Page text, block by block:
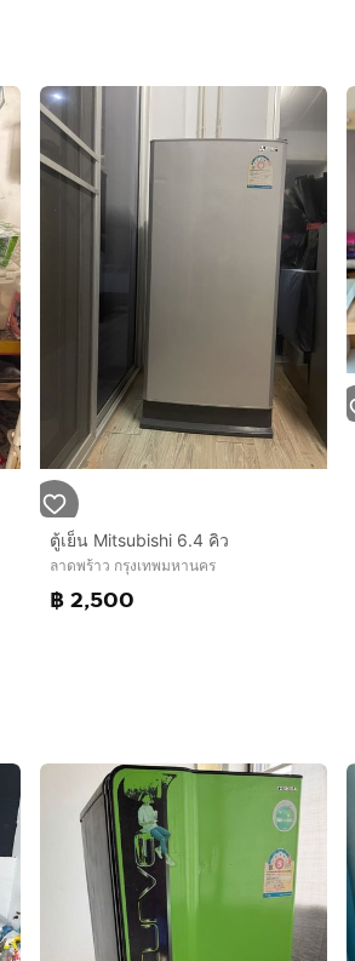
ตู้เย็น Mitsubishi 6.4 คิว
ลาดพร้าว กรุงเทพมหานคร
฿ 2,500